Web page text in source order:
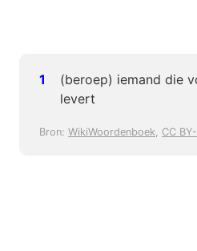
(beroep) iemand die
levert
Bron: WikiWoordenboek, CC